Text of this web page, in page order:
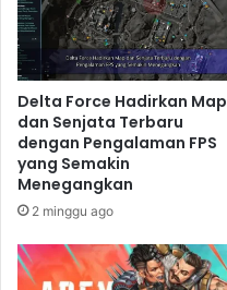
Delta Force Hadirkan Map
dan Senjata Terbaru
dengan Pengalaman FPS
yang Semakin
Menegangkan
2 minggu ago